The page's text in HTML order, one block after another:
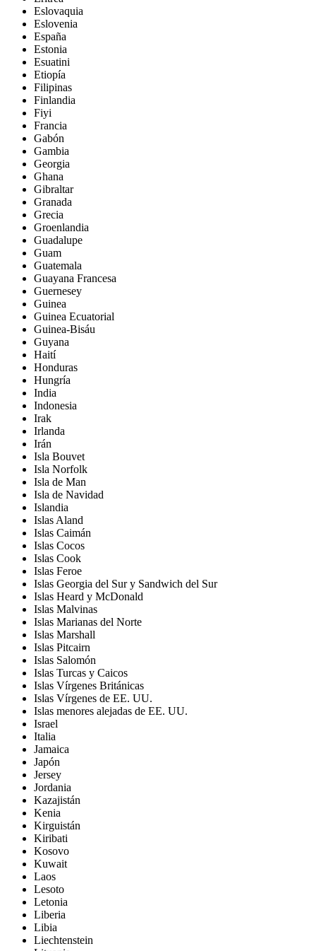
Eslovaquia
Eslovenia
España
Estonia
Esuatini
Etiopía
Filipinas
Finlandia
Fiyi
Francia
Gabón
Gambia
Georgia
Ghana
Gibraltar
Granada
Grecia
Groenlandia
Guadalupe
Guam
Guatemala
Guayana Francesa
Guernesey
Guinea
Guinea Ecuatorial
Guinea-Bisáu
Guyana
Haití
Honduras
Hungría
India
Indonesia
Irak
Irlanda
Irán
Isla Bouvet
Isla Norfolk
Isla de Man
Isla de Navidad
Islandia
Islas Aland
Islas Caimán
Islas Cocos
Islas Cook
Islas Feroe
Islas Georgia del Sur y Sandwich del Sur
Islas Heard y McDonald
Islas Malvinas
Islas Marianas del Norte
Islas Marshall
Islas Pitcairn
Islas Salomón
Islas Turcas y Caicos
Islas Vírgenes Británicas
Islas Vírgenes de EE. UU.
Islas menores alejadas de EE. UU.
Israel
Italia
Jamaica
Japón
Jersey
Jordania
Kazajistán
Kenia
Kirguistán
Kiribati
Kosovo
Kuwait
Laos
Lesoto
Letonia
Liberia
Libia
Liechtenstein